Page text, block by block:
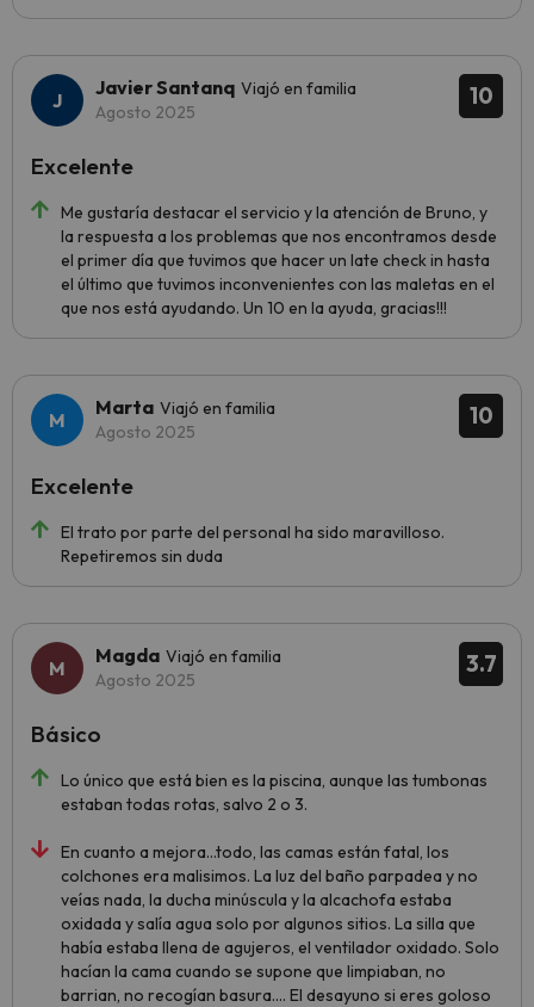
10
Javier Santanq Viajó en familia
Agosto 2025
Me gustaría destacar el servicio y la atención de Bruno, y
la respuesta a los problemas que nos encontramos desde
el primer día que tuvimos que hacer un late check in hasta
el último que tuvimos inconvenientes con las maletas en el
que nos está ayudando. Un 10 en la ayuda, gracias!!!
Excelente
10
Marta Viajó en familia
Agosto 2025
El trato por parte del personal ha sido maravilloso.
Repetiremos sin duda
Excelente
3.7
Magda Viajó en familia
Agosto 2025
Lo único que está bien es la piscina, aunque las tumbonas
estaban todas rotas, salvo 2 o 3.
En cuanto a mejora...todo, las camas están fatal, los
colchones era malisimos. La luz del baño parpadea y no
veías nada, la ducha minúscula y la alcachofa estaba
oxidada y salía agua solo por algunos sitios. La silla que
había estaba llena de agujeros, el ventilador oxidado. Solo
hacían la cama cuando se supone que limpiaban, no
barrian, no recogían basura.... El desayuno si eres goloso
Básico